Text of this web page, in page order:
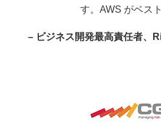
す。AWS がベス
– ビジネス開発最高責任者、